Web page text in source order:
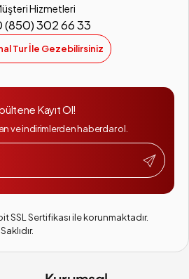
Hizmetleri
(850) 302 66 33
Tur İle Gezebilirsiniz
Kayıt Ol!
ve indirimlerden haberdar ol.
SSL Sertifikası ile korunmaktadır.